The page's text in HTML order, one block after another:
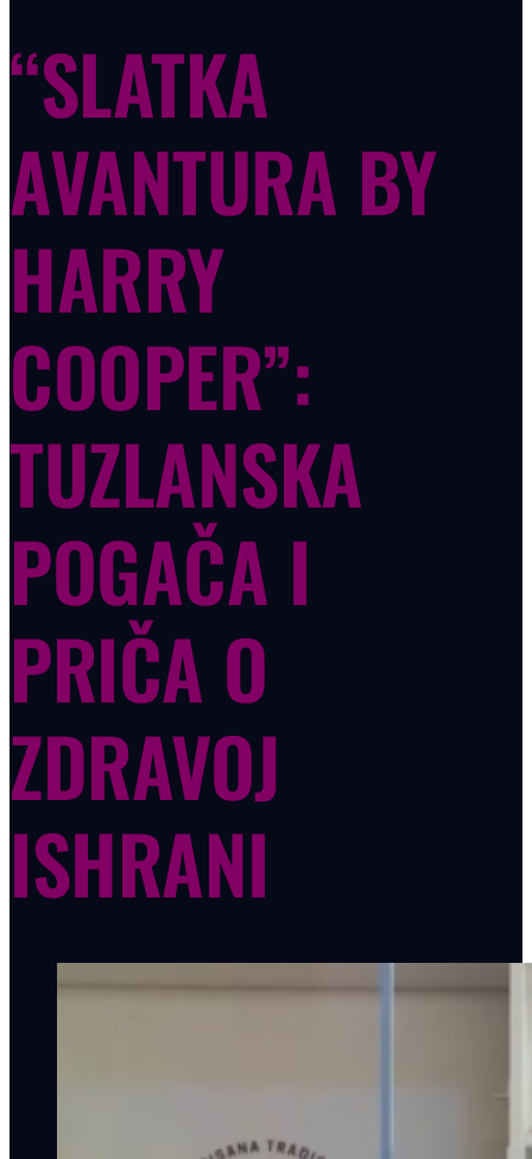
“SLATKA
AVANTURA BY
HARRY
COOPER”:
TUZLANSKA
POGAČA I
PRIČA O
ZDRAVOJ
ISHRANI